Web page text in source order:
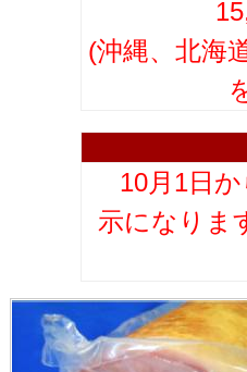
(沖縄、北海
10月1日
示になりま